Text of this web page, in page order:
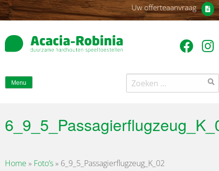
Uw offerteaanvraag
Menu
Zoeken
naar:
Home » Foto’s» 6_9_5_Passagierflugzeug_K_02